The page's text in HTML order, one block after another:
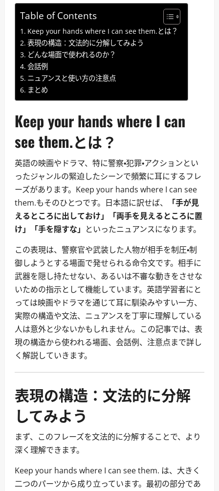
Table of Contents
Keep your hands where I can see them.とは？
表現の構造：文法的に分解してみよう
どんな場面で使われるのか？
会話例
ニュアンスと使い方の注意点
まとめ
Keep your hands where I can
see them.とは？
英語の映画やドラマ、特に警察・犯罪・アクションとい
ったジャンルの緊迫したシーンで頻繁に耳にするフレ
ーズがあります。Keep your hands where I can see
them.もそのひとつです。日本語に訳せば、
「手が見
えるところに出しておけ」「両手を見えるところに置
け」「手を隠すな」 といったニュアンスになります。
この表現は、警察官や武装した人物が相手を制圧・制
御しようとする場面で発せられる命令文です。相手に
武器を隠し持たせない、あるいは不審な動きをさせな
いための指示として機能しています。英語学習者にと
っては映画やドラマを通じて耳に馴染みやすい一方、
実際の構造や文法、ニュアンスを丁寧に理解している
人は意外と少ないかもしれません。この記事では、表
現の構造から使われる場面、会話例、注意点まで詳し
く解説していきます。
表現の構造：文法的に分解
してみよう
まず、このフレーズを文法的に分解することで、より
深く理解できます。
Keep your hands where I can see them. は、大きく
二つのパーツから成り立っています。最初の部分であ